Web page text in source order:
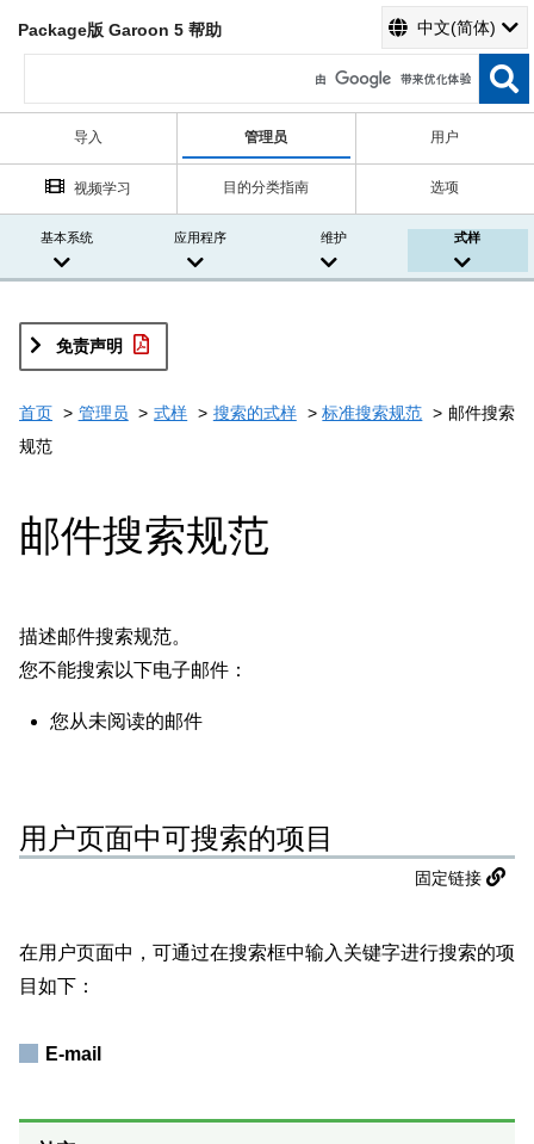
Package版 Garoon 5 帮助 中文(简体)
导入 管理员 用户
视频学习 目的分类指南 选项
基本系统 应用程序 维护 式样
免责声明
首页 管理员 式样 搜索的式样 标准搜索规范
邮件搜索
规范
邮件搜索规范
描述邮件搜索规范。
您不能搜索以下电子邮件：
您从未阅读的邮件
用户页面中可搜索的项目
固定链接
在用户页面中，可通过在搜索框中输入关键字进行搜索的项
目如下：
E-mail